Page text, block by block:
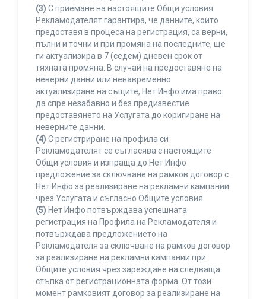
(3) С приемане на настоящите Общи условия
Рекламодателят гарантира, че данните, които
предоставя в процеса на регистрация, са верни,
пълни и точни и при промяна на последните, ще
ги актуализира в 7 (седем) дневен срок от
тяхната промяна. В случай на предоставяне на
неверни данни или ненавременно
актуализиране на същите, Нет Инфо има право
да спре незабавно и без предизвестие
предоставянето на Услугата до коригиране на
неверните данни.
(4) С регистриране на профила си
Рекламодателят се съгласява с настоящите
Общи условия и изпраща до Нет Инфо
предложение за сключване на рамков договор с
Нет Инфо за реализиране на рекламни кампании
чрез Услугата и съгласно Общите условия.
(5) Нет Инфо потвърждава успешната
регистрация на Профила на Рекламодателя и
потвърждава предложението на
Рекламодателя за сключване на рамков договор
за реализиране на рекламни кампании при
Общите условия чрез зареждане на следваща
стъпка от регистрационната форма. От този
момент рамковият договор за реализиране на